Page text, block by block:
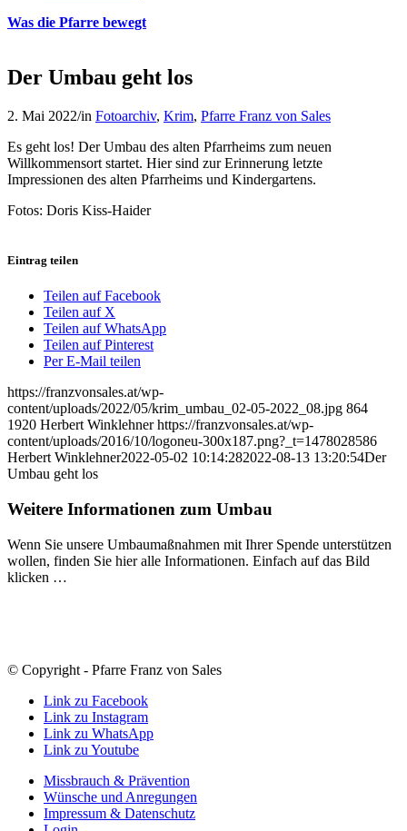
Was die Pfarre bewegt
Der Umbau geht los
2. Mai 2022/in Fotoarchiv, Krim, Pfarre Franz von Sales
Es geht los! Der Umbau des alten Pfarrheims zum neuen
Willkommensort startet. Hier sind zur Erinnerung letzte
Impressionen des alten Pfarrheims und Kindergartens.
Fotos: Doris Kiss-Haider
Eintrag teilen
Teilen auf Facebook
Teilen auf X
Teilen auf WhatsApp
Teilen auf Pinterest
Per E-Mail teilen
https://franzvonsales.at/wp-
content/uploads/2022/05/krim_umbau_02-05-2022_08.jpg 864
1920 Herbert Winklehner https://franzvonsales.at/wp-
content/uploads/2016/10/logoneu-300x187.png?_t=1478028586
Herbert Winklehner2022-05-02 10:14:282022-08-13 13:20:54Der
Umbau geht los
Weitere Informationen zum Umbau
Wenn Sie unsere Umbaumaßnahmen mit Ihrer Spende unterstützen
wollen, finden Sie hier alle Informationen. Einfach auf das Bild
klicken …
© Copyright - Pfarre Franz von Sales
Link zu Facebook
Link zu Instagram
Link zu WhatsApp
Link zu Youtube
Missbrauch & Prävention
Wünsche und Anregungen
Impressum & Datenschutz